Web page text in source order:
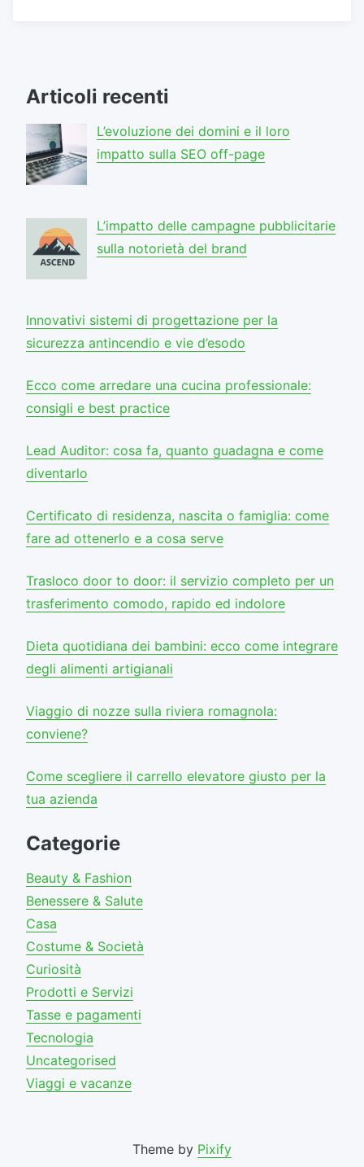
Articoli recenti
L’evoluzione dei domini e il loro
impatto sulla SEO off-page
L’impatto delle campagne pubblicitarie
sulla notorietà del brand
Innovativi sistemi di progettazione per la
sicurezza antincendio e vie d’esodo
Ecco come arredare una cucina professionale:
consigli e best practice
Lead Auditor: cosa fa, quanto guadagna e come
diventarlo
Certificato di residenza, nascita o famiglia: come
fare ad ottenerlo e a cosa serve
Trasloco door to door: il servizio completo per un
trasferimento comodo, rapido ed indolore
Dieta quotidiana dei bambini: ecco come integrare
degli alimenti artigianali
Viaggio di nozze sulla riviera romagnola:
conviene?
Come scegliere il carrello elevatore giusto per la
tua azienda
Categorie
Beauty & Fashion
Benessere & Salute
Casa
Costume & Società
Curiosità
Prodotti e Servizi
Tasse e pagamenti
Tecnologia
Uncategorised
Viaggi e vacanze
Theme by Pixify